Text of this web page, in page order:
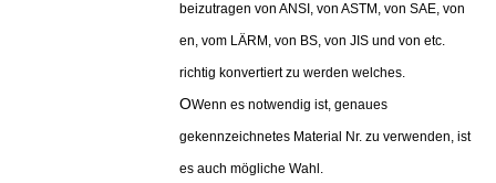
beizutragen von ANSI, von ASTM, von SAE, von
en, vom LÄRM, von BS, von JIS und von etc.
richtig konvertiert zu werden welches.
OWenn es notwendig ist, genaues
gekennzeichnetes Material Nr. zu verwenden, ist
es auch mögliche Wahl.